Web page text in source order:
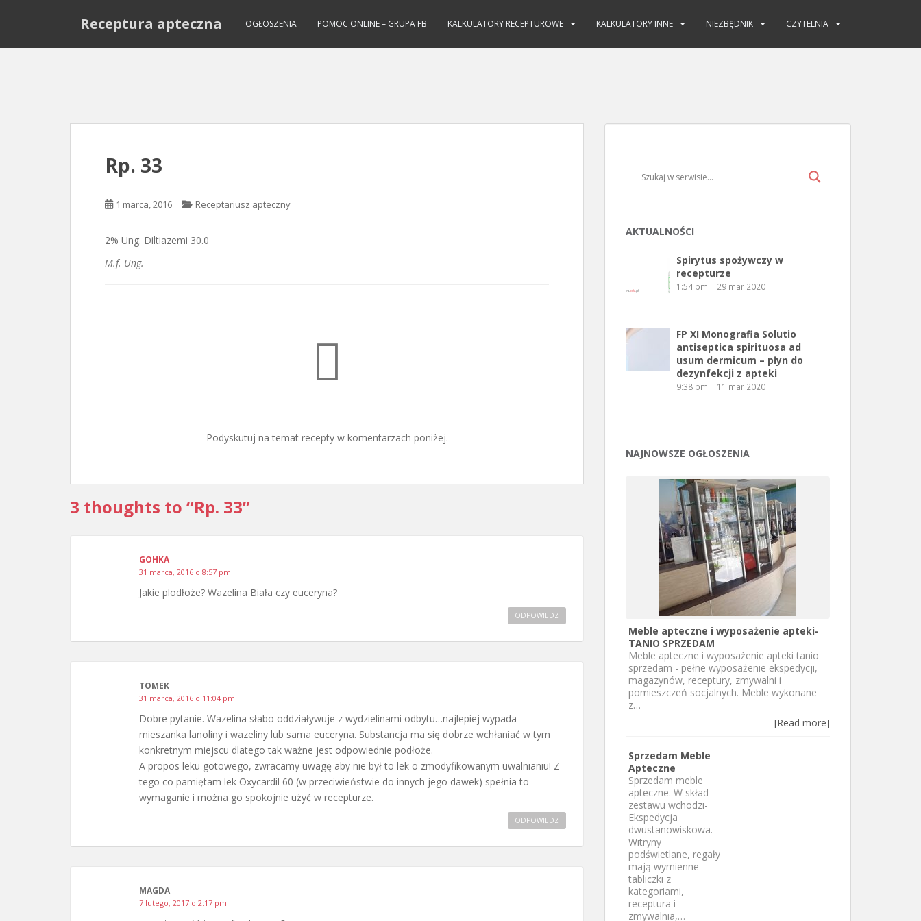
Receptura apteczna OGŁOSZENIA POMOC ONLINE – GRUPA FB KALKULATORY RECEPTUROWE KALKULATORY INNE NIEZBĘDNIK CZYTELNIA
Rp. 33
1 marca, 2016 Receptariusz apteczny
2% Ung. Diltiazemi 30.0
M.f. Ung.
Podyskutuj na temat recepty w komentarzach poniżej.
3 thoughts to “Rp. 33”
GOHKA
31 marca, 2016 o 8:57 pm
Jakie plodłoże? Wazelina Biała czy euceryna?
ODPOWIEDZ
TOMEK
31 marca, 2016 o 11:04 pm
Dobre pytanie. Wazelina słabo oddziaływuje z wydzielinami odbytu…najlepiej wypada
mieszanka lanoliny i wazeliny lub sama euceryna. Substancja ma się dobrze wchłaniać w tym
konkretnym miejscu dlatego tak ważne jest odpowiednie podłoże.
A propos leku gotowego, zwracamy uwagę aby nie był to lek o zmodyfikowanym uwalnianiu! Z
tego co pamiętam lek Oxycardil 60 (w przeciwieństwie do innych jego dawek) spełnia to
wymaganie i można go spokojnie użyć w recepturze.
ODPOWIEDZ
MAGDA
7 lutego, 2017 o 2:17 pm
AKTUALNOŚCI
Spirytus spożywczy w
recepturze
1:54 pm 29 mar 2020
FP XI Monografia Solutio
antiseptica spirituosa ad
usum dermicum – płyn do
dezynfekcji z apteki
9:38 pm 11 mar 2020
NAJNOWSZE OGŁOSZENIA
Meble apteczne i wyposażenie apteki-
TANIO SPRZEDAM
Meble apteczne i wyposażenie apteki tanio
sprzedam - pełne wyposażenie ekspedycji,
magazynów, receptury, zmywalni i
pomieszczeń socjalnych. Meble wykonane
z…
[Read more]
Sprzedam Meble
Apteczne
Sprzedam meble
apteczne. W skład
zestawu wchodzi-
Ekspedycja
dwustanowiskowa.
Witryny
podświetlane, regały
mają wymienne
tabliczki z
kategoriami,
receptura i
zmywalnia,…